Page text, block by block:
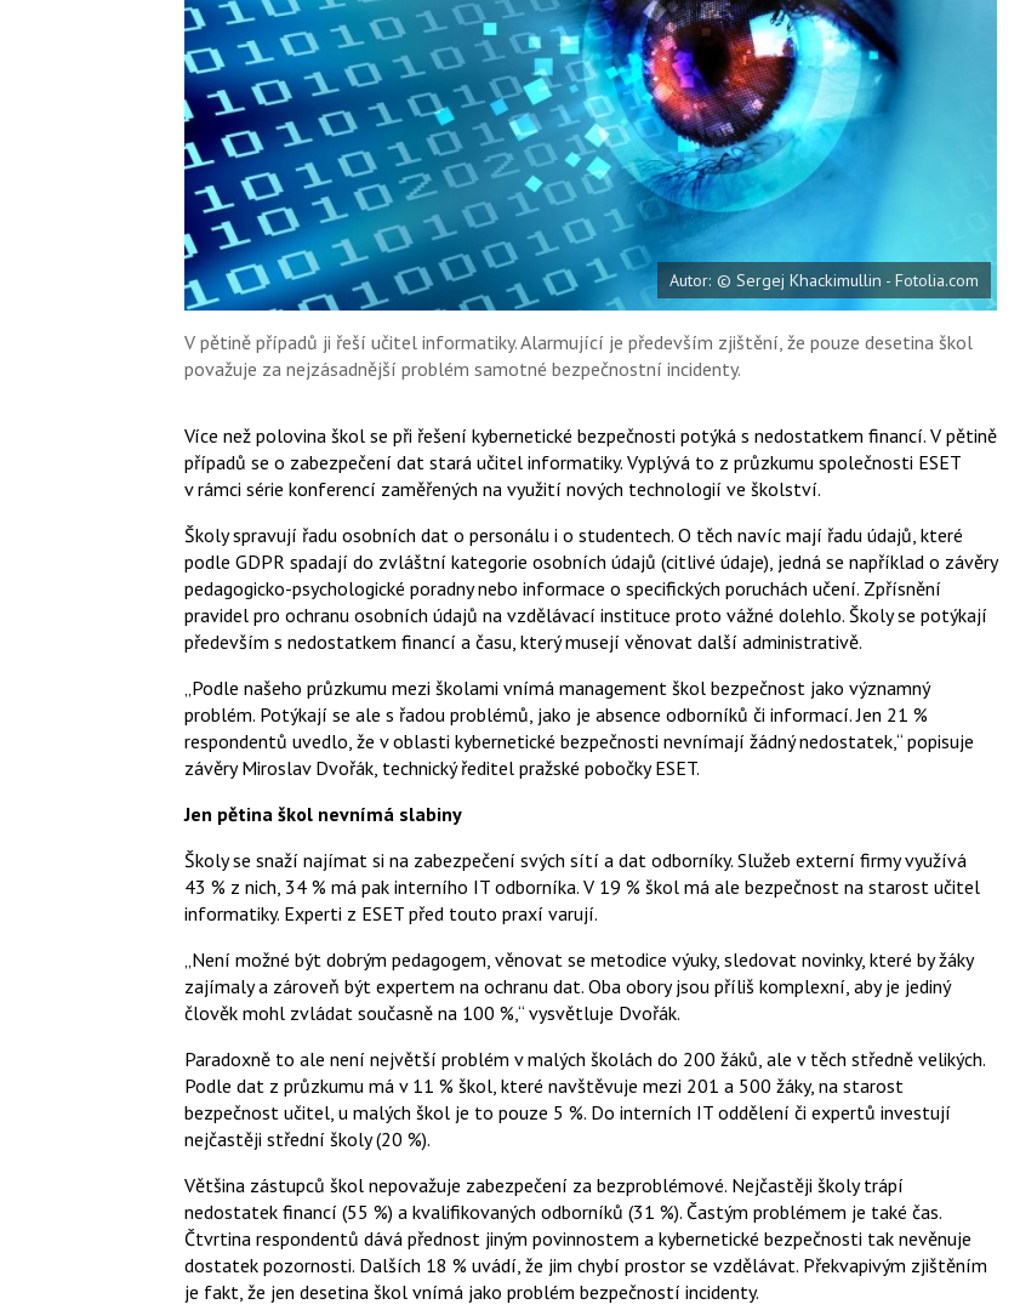
Autor: © Sergej Khackimullin - Fotolia.com
V pětině případů ji řeší učitel informatiky. Alarmující je především zjištění, že pouze desetina škol
považuje za nejzásadnější problém samotné bezpečnostní incidenty.
Více než polovina škol se při řešení kybernetické bezpečnosti potýká s nedostatkem financí. V pětině
případů se o zabezpečení dat stará učitel informatiky. Vyplývá to z průzkumu společnosti ESET
v rámci série konferencí zaměřených na využití nových technologií ve školství.
Školy spravují řadu osobních dat o personálu i o studentech. O těch navíc mají řadu údajů, které
podle GDPR spadají do zvláštní kategorie osobních údajů (citlivé údaje), jedná se například o závěry
pedagogicko-psychologické poradny nebo informace o specifických poruchách učení. Zpřísnění
pravidel pro ochranu osobních údajů na vzdělávací instituce proto vážné dolehlo. Školy se potýkají
především s nedostatkem financí a času, který musejí věnovat další administrativě.
„Podle našeho průzkumu mezi školami vnímá management škol bezpečnost jako významný
problém. Potýkají se ale s řadou problémů, jako je absence odborníků či informací. Jen 21 %
respondentů uvedlo, že v oblasti kybernetické bezpečnosti nevnímají žádný nedostatek,“ popisuje
závěry Miroslav Dvořák, technický ředitel pražské pobočky ESET.
Jen pětina škol nevnímá slabiny
Školy se snaží najímat si na zabezpečení svých sítí a dat odborníky. Služeb externí firmy využívá
43 % z nich, 34 % má pak interního IT odborníka. V 19 % škol má ale bezpečnost na starost učitel
informatiky. Experti z ESET před touto praxí varují.
„Není možné být dobrým pedagogem, věnovat se metodice výuky, sledovat novinky, které by žáky
zajímaly a zároveň být expertem na ochranu dat. Oba obory jsou příliš komplexní, aby je jediný
člověk mohl zvládat současně na 100 %,“ vysvětluje Dvořák.
Paradoxně to ale není největší problém v malých školách do 200 žáků, ale v těch středně velikých.
Podle dat z průzkumu má v 11 % škol, které navštěvuje mezi 201 a 500 žáky, na starost
bezpečnost učitel, u malých škol je to pouze 5 %. Do interních IT oddělení či expertů investují
nejčastěji střední školy (20 %).
Většina zástupců škol nepovažuje zabezpečení za bezproblémové. Nejčastěji školy trápí
nedostatek financí (55 %) a kvalifikovaných odborníků (31 %). Častým problémem je také čas.
Čtvrtina respondentů dává přednost jiným povinnostem a kybernetické bezpečnosti tak nevěnuje
dostatek pozornosti. Dalších 18 % uvádí, že jim chybí prostor se vzdělávat. Překvapivým zjištěním
je fakt, že jen desetina škol vnímá jako problém bezpečností incidenty.